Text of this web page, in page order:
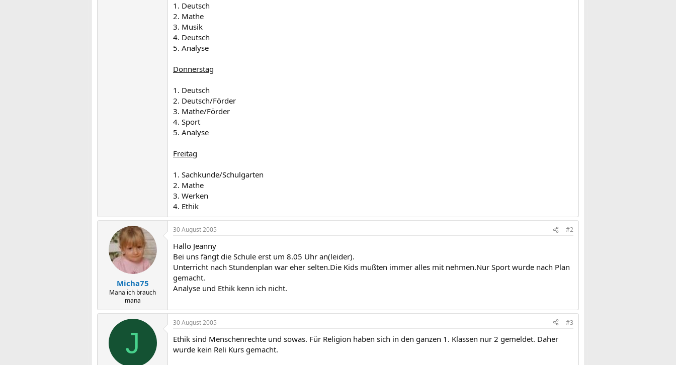
1. Deutsch
2. Mathe
3. Musik
4. Deutsch
5. Analyse
Donnerstag
1. Deutsch
2. Deutsch/Förder
3. Mathe/Förder
4. Sport
5. Analyse
Freitag
1. Sachkunde/Schulgarten
2. Mathe
3. Werken
4. Ethik
Micha75
Mana ich brauch
mana
30 August 2005 #2
Hallo Jeanny
Bei uns fängt die Schule erst um 8.05 Uhr an(leider).
Unterricht nach Stundenplan war eher selten.Die Kids mußten immer alles mit nehmen.Nur Sport wurde nach Plan
gemacht.
Analyse und Ethik kenn ich nicht.
J
30 August 2005 #3
Ethik sind Menschenrechte und sowas. Für Religion haben sich in den ganzen 1. Klassen nur 2 gemeldet. Daher
wurde kein Reli Kurs gemacht.